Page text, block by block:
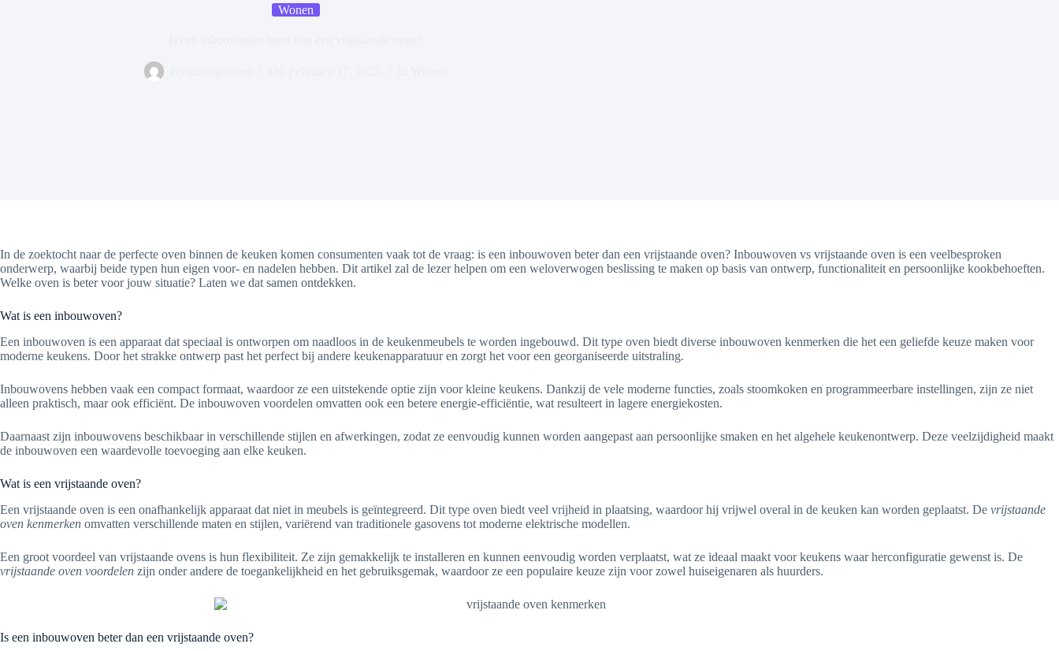
Wonen
In de zoektocht naar de perfecte oven binnen de keuken komen consumenten vaak tot de vraag: is een inbouwoven beter dan een vrijstaande oven? Inbouwoven vs vrijstaande oven is een veelbesproken
onderwerp, waarbij beide typen hun eigen voor- en nadelen hebben. Dit artikel zal de lezer helpen om een weloverwogen beslissing te maken op basis van ontwerp, functionaliteit en persoonlijke kookbehoeften.
Welke oven is beter voor jouw situatie? Laten we dat samen ontdekken.
Wat is een inbouwoven?
Een inbouwoven is een apparaat dat speciaal is ontworpen om naadloos in de keukenmeubels te worden ingebouwd. Dit type oven biedt diverse inbouwoven kenmerken die het een geliefde keuze maken voor
moderne keukens. Door het strakke ontwerp past het perfect bij andere keukenapparatuur en zorgt het voor een georganiseerde uitstraling.
Inbouwovens hebben vaak een compact formaat, waardoor ze een uitstekende optie zijn voor kleine keukens. Dankzij de vele moderne functies, zoals stoomkoken en programmeerbare instellingen, zijn ze niet
alleen praktisch, maar ook efficiënt. De inbouwoven voordelen omvatten ook een betere energie-efficiëntie, wat resulteert in lagere energiekosten.
Daarnaast zijn inbouwovens beschikbaar in verschillende stijlen en afwerkingen, zodat ze eenvoudig kunnen worden aangepast aan persoonlijke smaken en het algehele keukenontwerp. Deze veelzijdigheid maakt
de inbouwoven een waardevolle toevoeging aan elke keuken.
Wat is een vrijstaande oven?
Een vrijstaande oven is een onafhankelijk apparaat dat niet in meubels is geïntegreerd. Dit type oven biedt veel vrijheid in plaatsing, waardoor hij vrijwel overal in de keuken kan worden geplaatst. De vrijstaande
oven kenmerken omvatten verschillende maten en stijlen, variërend van traditionele gasovens tot moderne elektrische modellen.
Een groot voordeel van vrijstaande ovens is hun flexibiliteit. Ze zijn gemakkelijk te installeren en kunnen eenvoudig worden verplaatst, wat ze ideaal maakt voor keukens waar herconfiguratie gewenst is. De
vrijstaande oven voordelen zijn onder andere de toegankelijkheid en het gebruiksgemak, waardoor ze een populaire keuze zijn voor zowel huiseigenaren als huurders.
Is een inbouwoven beter dan een vrijstaande oven?